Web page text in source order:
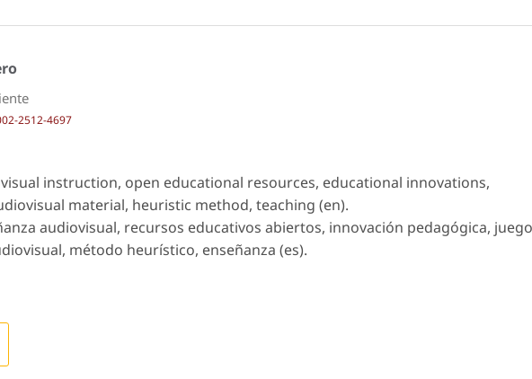
2512-4697
instruction, open educational resources, educational innovations,
material, heuristic method, teaching (en).
audiovisual, recursos educativos abiertos, innovación pedagógica, juego
método heurístico, enseñanza (es).